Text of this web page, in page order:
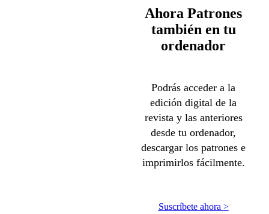
Ahora Patrones
también en tu
ordenador
Podrás acceder a la
edición digital de la
revista y las anteriores
desde tu ordenador,
descargar los patrones e
imprimirlos fácilmente.
Suscríbete ahora >